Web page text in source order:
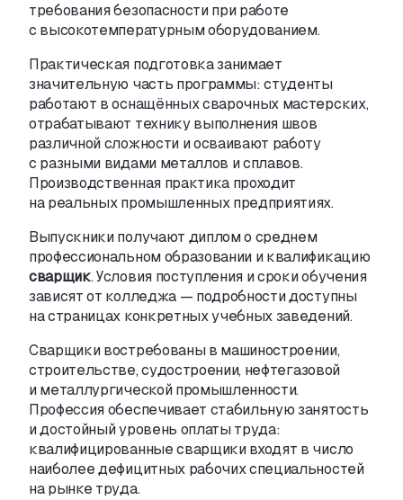
требования безопасности при работе
с высокотемпературным оборудованием.
Практическая подготовка занимает
значительную часть программы: студенты
работают в оснащённых сварочных мастерских,
отрабатывают технику выполнения швов
различной сложности и осваивают работу
с разными видами металлов и сплавов.
Производственная практика проходит
на реальных промышленных предприятиях.
Выпускники получают диплом о среднем
профессиональном образовании и квалификацию
сварщик. Условия поступления и сроки обучения
зависят от колледжа — подробности доступны
на страницах конкретных учебных заведений.
Сварщики востребованы в машиностроении,
строительстве,судостроении, нефтегазовой
и металлургической промышленности.
Профессия обеспечивает стабильную занятость
и достойный уровень оплаты труда:
квалифицированные сварщики входят в число
наиболее дефицитных рабочих специальностей
на рынке труда.